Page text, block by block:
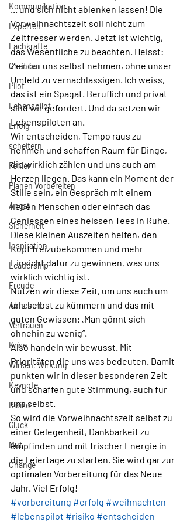
Kommunikation
Experten
Fachkräfte
Chancen
Pilot
Lebenspilot
Erfolg
scheitern
Fehler
Planen Vorbereiten
Angst
Sicherheit
Inspiration
Leadership
Freude
Abheben
Vertrauen
Krise
Wirken, Wirkung
Keynote
Risiko
Glück
Mut
Change
... und sich nicht ablenken lassen! Die
Vorweihnachtszeit soll nicht zum
Zeitfresser werden. Jetzt ist wichtig,
das Wesentliche zu beachten. Heisst:
Zeit für uns selbst nehmen, ohne unser
Umfeld zu vernachlässigen. Ich weiss,
das ist ein Spagat. Beruflich und privat
sind wir gefordert. Und da setzen wir
Lebenspiloten an.
Wir entscheiden, Tempo raus zu
nehmen und schaffen Raum für Dinge,
die wirklich zählen und uns auch am
Herzen liegen. Das kann ein Moment der
Stille sein, ein Gespräch mit einem
lieben Menschen oder einfach das
Geniessen eines heissen Tees in Ruhe.
Diese kleinen Auszeiten helfen, den
Kopf freizubekommen und mehr
Einsicht dafür zu gewinnen, was uns
wirklich wichtig ist.
Nutzen wir diese Zeit, um uns auch um
uns selbst zu kümmern und das mit
guten Gewissen: „Man gönnt sich
ohnehin zu wenig“.
Also handeln wir bewusst. Mit
Prioritäten die uns was bedeuten. Damit
punkten wir in dieser besonderen Zeit
und schaffen gute Stimmung, auch für
uns selbst.
So wird die Vorweihnachtszeit selbst zu
einer Gelegenheit, Dankbarkeit zu
empfinden und mit frischer Energie in
die Feiertage zu starten. Sie wird gar zur
optimalen Vorbereitung für das Neue
Jahr. Viel Erfolg!
#vorbereitung #erfolg #weihnachten
#lebenspilot #risiko #entscheiden